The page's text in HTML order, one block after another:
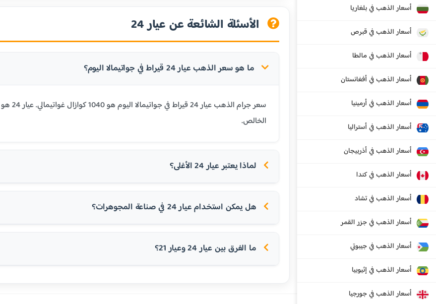
أسعار الذهب في بلغاريا
أسعار الذهب في قبرص
أسعار الذهب في مالطا
أسعار الذهب في أفغانستان
أسعار الذهب في أرمينيا
أسعار الذهب في أستراليا
أسعار الذهب في أذربيجان
أسعار الذهب في كندا
أسعار الذهب في تشاد
أسعار الذهب في جزر القمر
أسعار الذهب في جيبوتي
أسعار الذهب في إثيوبيا
أسعار الذهب في جورجيا
الأسئلة الشائعة عن عيار 24
ما هو سعر الذهب عيار 24 قيراط في جواتيمالا اليوم؟
الخالص.
لماذا يعتبر عيار 24 الأغلى؟
هل يمكن استخدام عيار 24 في صناعة المجوهرات؟
ما الفرق بين عيار 24 وعيار 21؟